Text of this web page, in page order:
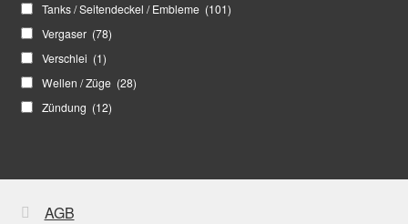
Tanks / Seitendeckel / Embleme (101)
Vergaser (78)
Verschlei (1)
Wellen / Züge (28)
Zündung (12)
AGB